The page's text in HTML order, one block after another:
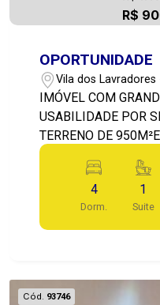
R$
OPORTUNIDADE
Vila dos
IMÓVEL COM
USABILIDADE POR
TERRENO DE
SIMPLES, ANTIGAS
LOCALIZADO EM
(RESIDENCIAL/
PRINCIPAIS E MAIS
DA CIDADE: VILA
4
Dorm.
1
Suite
Cód. 93746